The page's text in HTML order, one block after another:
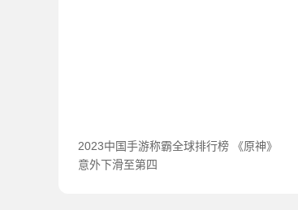
2023中国手游称霸全球排行榜 《原神》
意外下滑至第四